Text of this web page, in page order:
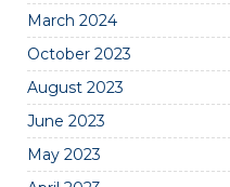
March 2024
October 2023
August 2023
June 2023
May 2023